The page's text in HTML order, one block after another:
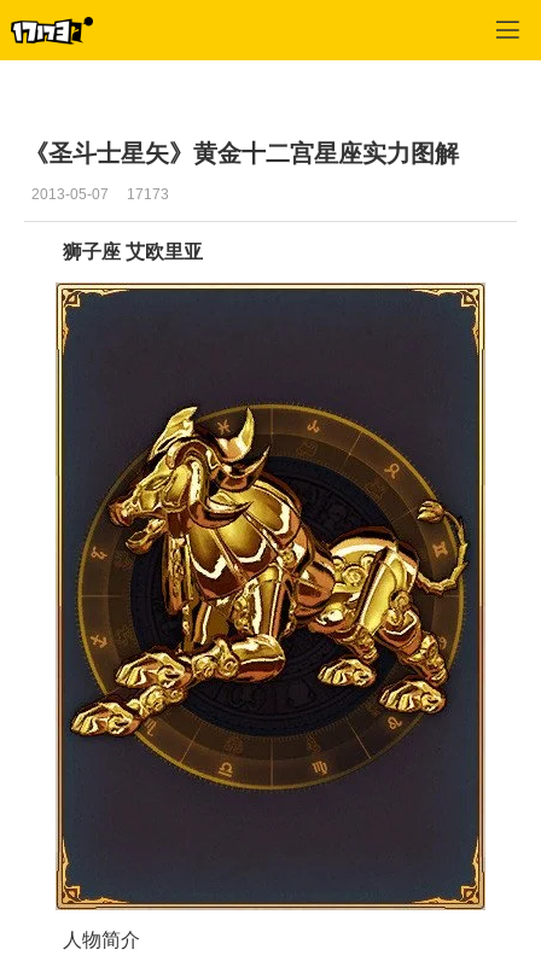
《圣斗士星矢》黄金十二宫星座实力图解
2013-05-07 17173
狮子座 艾欧里亚
人物简介